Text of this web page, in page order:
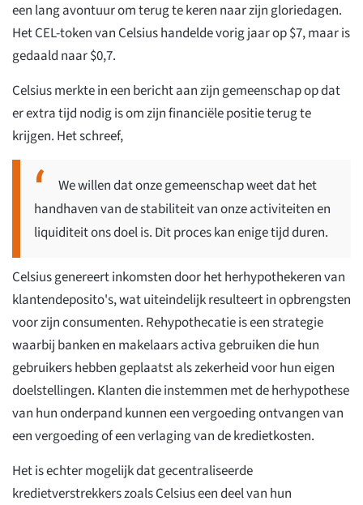
een lang avontuur om terug te keren naar zijn gloriedagen.
Het CEL-token van Celsius handelde vorig jaar op $7, maar is
gedaald naar $0,7.
Celsius merkte in een bericht aan zijn gemeenschap op dat
er extra tijd nodig is om zijn financiële positie terug te
krijgen. Het schreef,
We willen dat onze gemeenschap weet dat het
handhaven van de stabiliteit van onze activiteiten en
liquiditeit ons doel is. Dit proces kan enige tijd duren.
Celsius genereert inkomsten door het herhypothekeren van
klantendeposito's, wat uiteindelijk resulteert in opbrengsten
voor zijn consumenten. Rehypothecatie is een strategie
waarbij banken en makelaars activa gebruiken die hun
gebruikers hebben geplaatst als zekerheid voor hun eigen
doelstellingen. Klanten die instemmen met de herhypothese
van hun onderpand kunnen een vergoeding ontvangen van
een vergoeding of een verlaging van de kredietkosten.
Het is echter mogelijk dat gecentraliseerde
kredietverstrekkers zoals Celsius een deel van hun